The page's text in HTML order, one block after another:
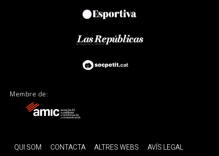
Membre de:
QUI SOM CONTACTA ALTRES WEBS AVÍS LEGAL